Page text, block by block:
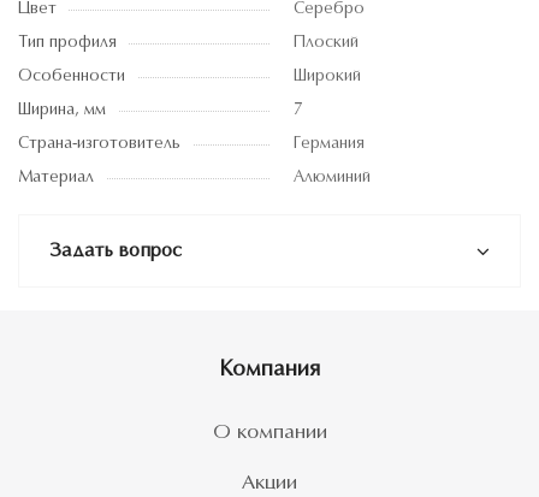
Цвет
Серебро
Тип профиля
Плоский
Особенности
Широкий
Ширина, мм
7
Страна-изготовитель
Германия
Материал
Алюминий
Задать вопрос
Компания
О компании
Акции